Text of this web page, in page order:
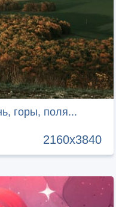
горы, поля...
2160x3840